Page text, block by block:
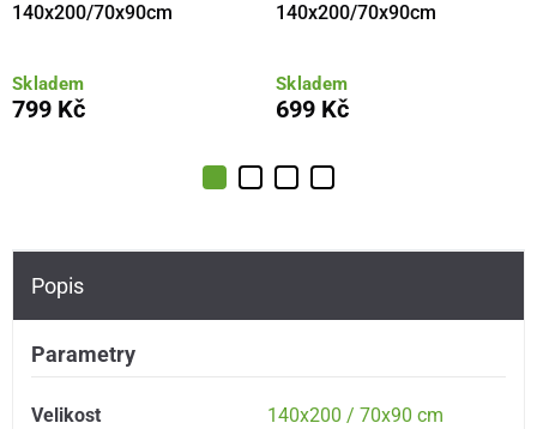
140x200/70x90cm
Skladem
799 Kč
140x200/70x90cm
Skladem
699 Kč
Popis
Parametry
Velikost
140x200 / 70x90 cm